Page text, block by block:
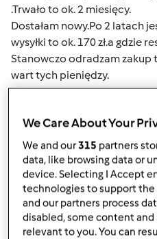
.Trwało to ok. 2 miesięcy.
Dostałam nowy.Po 2 latach
wysyłki to ok. 170 zł.a gdzie
Stanowczo odradzam zakup
wart tych pieniędzy.
Ciągle się zawieszał i psuł.
Zalogujlub
GusGus
We Care About Your
We and our315 partners
data, like browsing data or
device. Selecting I Accept
technologies to support the
and our partners process
disabled, some content and
relevant to you. You can